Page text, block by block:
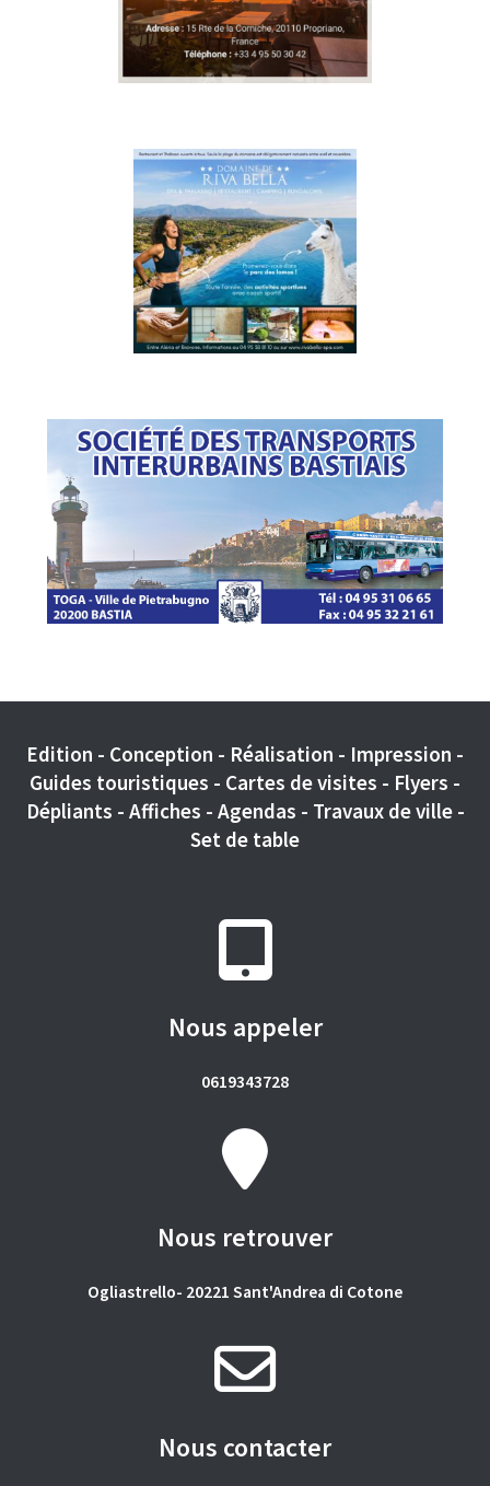
Edition - Conception - Réalisation - Impression -
Guides touristiques - Cartes de visites - Flyers -
Dépliants - Affiches - Agendas - Travaux de ville -
Set de table
Nous appeler
0619343728
Nous retrouver
Ogliastrello- 20221 Sant'Andrea di Cotone
Nous contacter